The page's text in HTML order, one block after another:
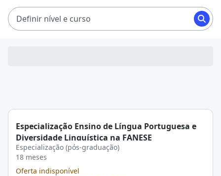
Definir nível e curso
Especialização Ensino de Língua Portuguesa e
Diversidade Linguística na FANESE
Especialização (pós-graduação)
18 meses
Oferta indisponível